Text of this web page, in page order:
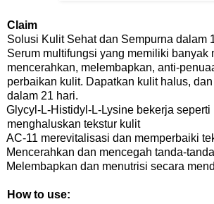
Claim
Solusi Kulit Sehat dan Sempurna dalam
Serum multifungsi yang memiliki banyak
mencerahkan, melembapkan, anti-
perbaikan kulit. Dapatkan kulit halus,
dalam 21 hari.
Glycyl-L-Histidyl-L-Lysine bekerja seperti
menghaluskan tekstur kulit
AC-11 merevitalisasi dan memperbaiki
Mencerahkan dan mencegah tanda-
Melembapkan dan menutrisi secara
How to use: